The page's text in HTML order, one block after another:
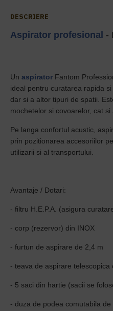
DESCRIERE
Aspirator profesional -
Un aspirator Fantom
ideal pentru curatarea rapida
dar si a altor tipuri de spatii.
mochetelor si covoarelor, cat si
Pe langa confortul acustic,
prin pozitionarea accesoriilor
utilizarii si al transportului.
Avantaje / Dotari:
- filtru H.E.P.A. (asigura
- corp (rezervor) din INOX
- furtun de aspirare de 2,4 m
- teava de aspirare telescopica
- 5 saci din hartie (sacii se
- duza de podea comutabila de